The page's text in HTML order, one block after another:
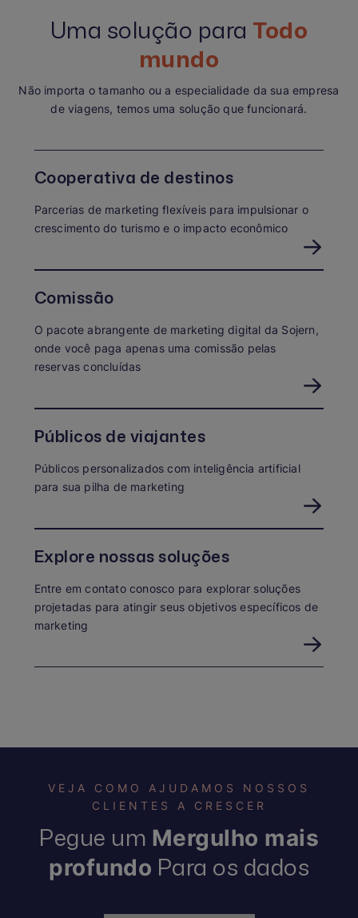
Uma solução para Todo
mundo
Não importa o tamanho ou a especialidade da sua empresa
de viagens, temos uma solução que funcionará.
Cooperativa de destinos
Parcerias de marketing flexíveis para impulsionar o
crescimento do turismo e o impacto econômico
Comissão
O pacote abrangente de marketing digital da Sojern,
onde você paga apenas uma comissão pelas
reservas concluídas
Públicos de viajantes
Públicos personalizados com inteligência artificial
para sua pilha de marketing
Explore nossas soluções
Entre em contato conosco para explorar soluções
projetadas para atingir seus objetivos específicos de
marketing
VEJA COMO AJUDAMOS NOSSOS
CLIENTES A CRESCER
Pegue um Mergulho mais
profundo Para os dados